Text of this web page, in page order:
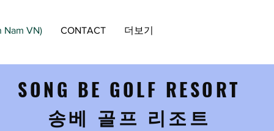
Nam VN) CONTACT 더보기
SONG BE GOLF RESORT
송베 골프 리조트